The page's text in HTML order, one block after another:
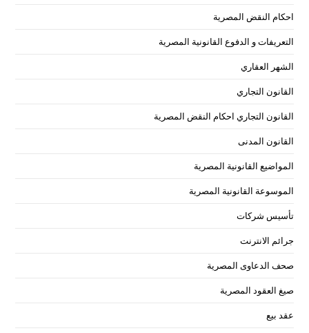
احكام النقض المصرية
التعريفات و الدفوع القانونية المصرية
الشهر العقاري
القانون التجاري
القانون التجاري احكام النقض المصرية
القانون المدنى
المواضيع القانونية المصرية
الموسوعة القانونية المصرية
تأسيس شركات
جرائم الانترنت
صحف الدعاوى المصرية
صيغ العقود المصرية
عقد بيع